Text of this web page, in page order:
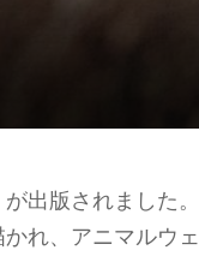
が出版されました
れ、アニマルウ